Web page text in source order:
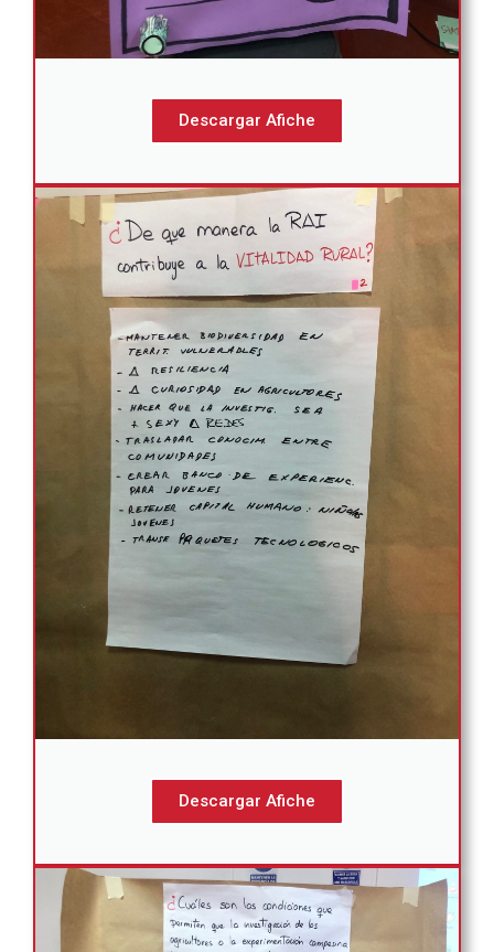
Descargar Afiche
Descargar Afiche